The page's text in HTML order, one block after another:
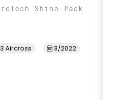
Shine Pack
Aircross
3/2022